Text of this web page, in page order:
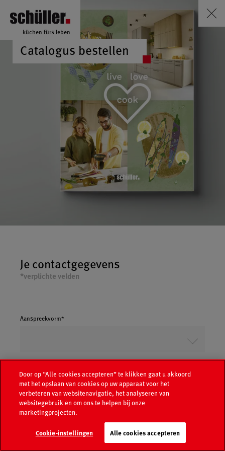
Catalogus bestellen
küchen fürs leben
Je contactgegevens
*verplichte velden
Aanspreekvorm*
Voornaam
Door op “Alle cookies accepteren” te klikken gaat u akkoord
met het opslaan van cookies op uw apparaat voor het
verbeteren van websitenavigatie, het analyseren van
websitegebruik en om ons te helpen bij onze
marketingprojecten.
Cookie-instellingen Alle cookies accepteren